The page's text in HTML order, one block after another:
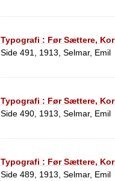
Typografi : Før Sættere,
Side 491, 1913, Selmar, Emil
Typografi : Før Sættere,
Side 490, 1913, Selmar, Emil
Typografi : Før Sættere,
Side 489, 1913, Selmar, Emil